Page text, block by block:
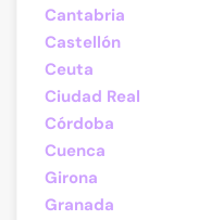
Cantabria
Castellón
Ceuta
Ciudad Real
Córdoba
Cuenca
Girona
Granada